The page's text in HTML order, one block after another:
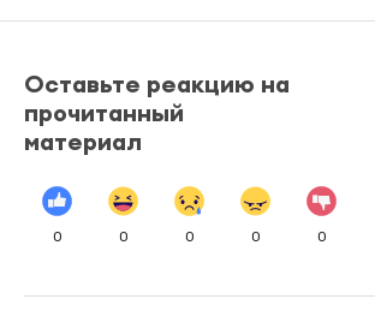
Оставьте реакцию на
прочитанный
материал
0 0 0 0 0